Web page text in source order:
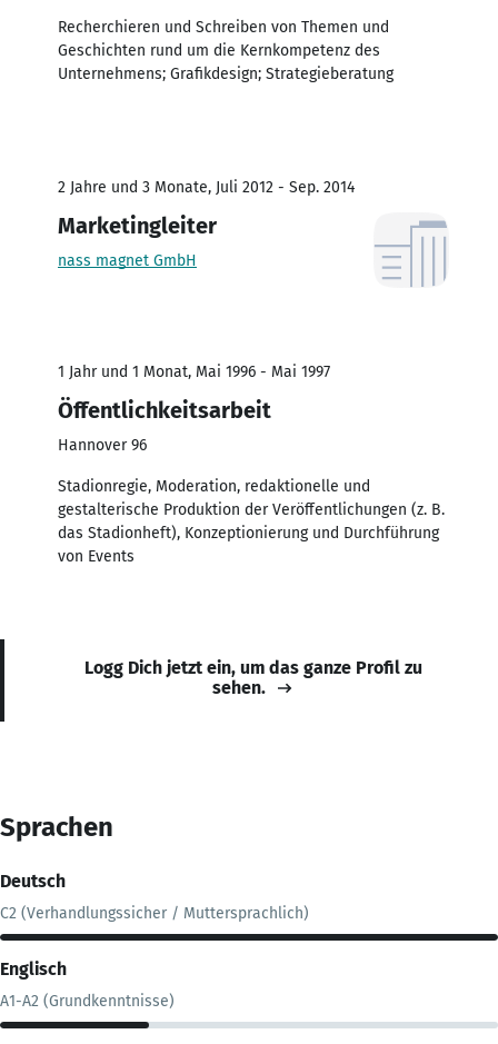
Recherchieren und Schreiben von Themen und
Geschichten rund um die Kernkompetenz des
Unternehmens; Grafikdesign; Strategieberatung
2 Jahre und 3 Monate, Juli 2012 - Sep. 2014
Marketingleiter
nass magnet GmbH
1 Jahr und 1 Monat, Mai 1996 - Mai 1997
Öffentlichkeitsarbeit
Hannover 96
Stadionregie, Moderation, redaktionelle und
gestalterische Produktion der Veröffentlichungen (z. B.
das Stadionheft), Konzeptionierung und Durchführung
von Events
Logg Dich jetzt ein, um das ganze Profil zu
sehen.
Sprachen
Deutsch
C2 (Verhandlungssicher / Muttersprachlich)
Englisch
A1-A2 (Grundkenntnisse)